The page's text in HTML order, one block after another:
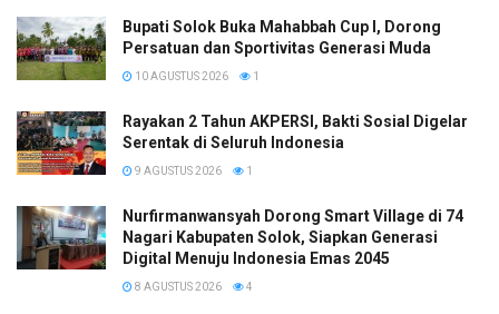
Bupati Solok Buka Mahabbah Cup I, Dorong
Persatuan dan Sportivitas Generasi Muda
10 AGUSTUS 2026 1
Rayakan 2 Tahun AKPERSI, Bakti Sosial Digelar
Serentak di Seluruh Indonesia
9 AGUSTUS 2026 1
Nurfirmanwansyah Dorong Smart Village di 74
Nagari Kabupaten Solok, Siapkan Generasi
Digital Menuju Indonesia Emas 2045
8 AGUSTUS 2026 4